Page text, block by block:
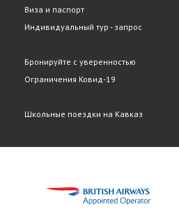
Виза и паспорт
Индивидуальный тур - запрос
Бронируйте с уверенностью
Ограничения Ковид-19
Школьные поездки на Кавказ